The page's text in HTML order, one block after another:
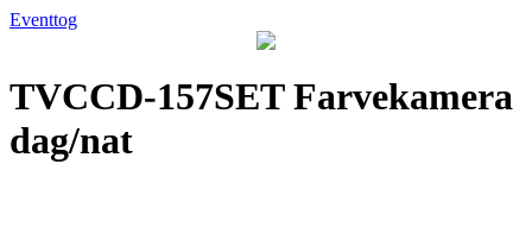
Eventtog
TVCCD-157SET Farvekamera
dag/nat